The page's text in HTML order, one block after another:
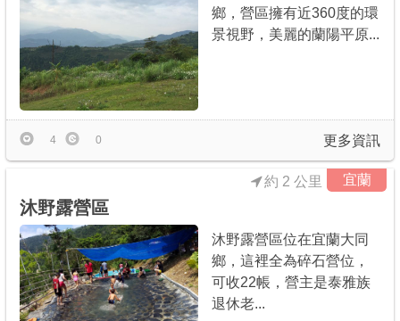
鄉，營區擁有近360度的環
景視野，美麗的蘭陽平原...
更多資訊
4 0
宜蘭
沐野露營區
約 2 公里
沐野露營區位在宜蘭大同
鄉，這裡全為碎石營位，
可收22帳，營主是泰雅族
退休老...